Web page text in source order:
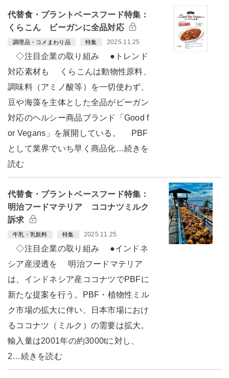
代替食・プラントベースフード特集：
くらこん ビーガンに全品対応
調理品・コメまわり品 特集 2025.11.25
◇注目企業の取り組み ●トレンド
対応素材も くらこんは動物性原料、
調味料（アミノ酸等）を一切使わず、
豆や海藻を主体とした全品がビーガン
対応のヘルシー商品ブランド「Good f
or Vegans」を展開している。 PBF
として業界でいち早く商品化…続きを
読む
代替食・プラントベースフード特集：
明治フードマテリア ココナツミルク
訴求
牛乳・乳飲料 特集 2025.11.25
◇注目企業の取り組み ●インドネ
シア産浸透を 明治フードマテリア
は、インドネシア産ココナツでPBFに
新たな提案を行う。PBF・植物性ミル
ク市場の拡大に伴い、日本市場におけ
るココナツ（ミルク）の需要は拡大。
輸入量は2001年の約3000tに対し、
2…続きを読む